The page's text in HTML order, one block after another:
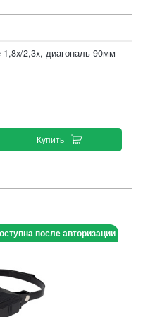
2,3x, диагональ 90мм
Купить
после авторизации